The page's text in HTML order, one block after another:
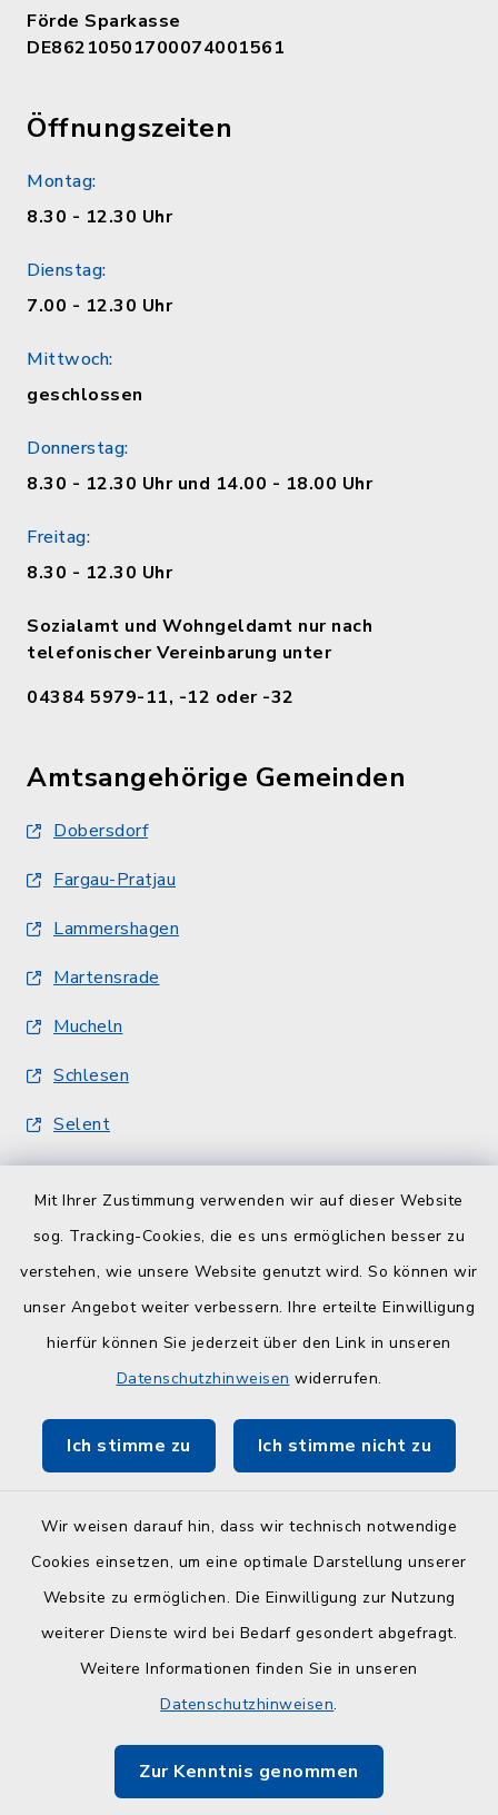
Mit Ihrer Zustimmung verwenden wir auf dieser Website
sog. Tracking-Cookies, die es uns ermöglichen besser zu
verstehen, wie unsere Website genutzt wird. So können wir
unser Angebot weiter verbessern. Ihre erteilte Einwilligung
hierfür können Sie jederzeit über den Link in unseren
Datenschutzhinweisen widerrufen.
Ich stimme zu Ich stimme nicht zu
Wir weisen darauf hin, dass wir technisch notwendige
Cookies einsetzen, um eine optimale Darstellung unserer
Website zu ermöglichen. Die Einwilligung zur Nutzung
weiterer Dienste wird bei Bedarf gesondert abgefragt.
Weitere Informationen finden Sie in unseren
Datenschutzhinweisen.
Zur Kenntnis genommen
Förde Sparkasse
DE86210501700074001561
Öffnungszeiten
Montag:
8.30 - 12.30 Uhr
Dienstag:
7.00 - 12.30 Uhr
Mittwoch:
geschlossen
Donnerstag:
8.30 - 12.30 Uhr und 14.00 - 18.00 Uhr
Freitag:
8.30 - 12.30 Uhr
Sozialamt und Wohngeldamt nur nach
telefonischer Vereinbarung unter
04384 5979-11, -12 oder -32
Amtsangehörige Gemeinden
Dobersdorf
Fargau-Pratjau
Lammershagen
Martensrade
Mucheln
Schlesen
Selent
Quicklinks
Serviceportal Schleswig-Holstein
ZuFiSH
Am Selent/Schlesen MapOne
Barrierefreiheit
Impressum